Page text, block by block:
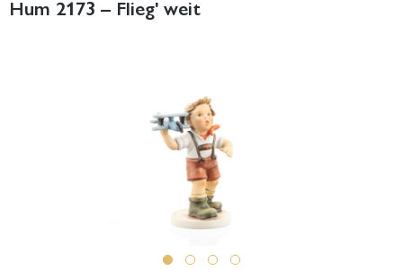
Hum 2173 – Flieg' weit